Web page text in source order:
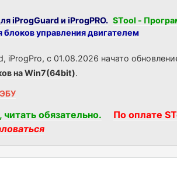
iProgGuard и iProgPRO. STool -
блоков управления двигателем
iProgPro, с 01.08.2026 начато
на Win7(64bit).
обязательно. По оплате